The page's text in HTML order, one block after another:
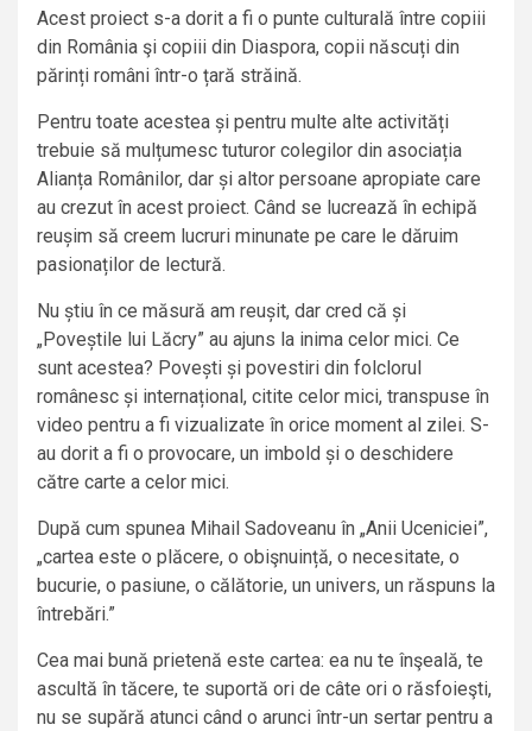
Acest proiect s-a dorit a fi o punte culturală între copiii
din România şi copiii din Diaspora, copii născuți din
părinți români într-o țară străină.
Pentru toate acestea și pentru multe alte activități
trebuie să mulțumesc tuturor colegilor din asociația
Alianța Românilor, dar și altor persoane apropiate care
au crezut în acest proiect. Când se lucrează în echipă
reușim să creem lucruri minunate pe care le dăruim
pasionaților de lectură.
Nu știu în ce măsură am reușit, dar cred că și
„Poveștile lui Lăcry” au ajuns la inima celor mici. Ce
sunt acestea? Povești și povestiri din folclorul
românesc și internațional, citite celor mici, transpuse în
video pentru a fi vizualizate în orice moment al zilei. S-
au dorit a fi o provocare, un imbold și o deschidere
către carte a celor mici.
După cum spunea Mihail Sadoveanu în „Anii Uceniciei”,
„cartea este o plăcere, o obişnuință, o necesitate, o
bucurie, o pasiune, o călătorie, un univers, un răspuns la
întrebări.”
Cea mai bună prietenă este cartea: ea nu te înşeală, te
ascultă în tăcere, te suportă ori de câte ori o răsfoieşti,
nu se supără atunci când o arunci într-un sertar pentru a